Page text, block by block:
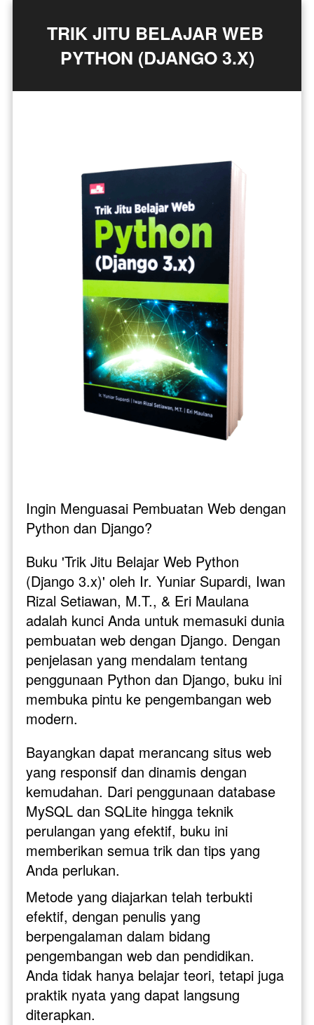
TRIK JITU BELAJAR WEB
PYTHON (DJANGO 3.X)
Ingin Menguasai Pembuatan Web dengan
Python dan Django?
Buku 'Trik Jitu Belajar Web Python
(Django 3.x)' oleh Ir. Yuniar Supardi, Iwan
Rizal Setiawan, M.T., & Eri Maulana
adalah kunci Anda untuk memasuki dunia
pembuatan web dengan Django. Dengan
penjelasan yang mendalam tentang
penggunaan Python dan Django, buku ini
membuka pintu ke pengembangan web
modern.
Bayangkan dapat merancang situs web
yang responsif dan dinamis dengan
kemudahan. Dari penggunaan database
MySQL dan SQLite hingga teknik
perulangan yang efektif, buku ini
memberikan semua trik dan tips yang
Anda perlukan.
Metode yang diajarkan telah terbukti
efektif, dengan penulis yang
berpengalaman dalam bidang
pengembangan web dan pendidikan.
Anda tidak hanya belajar teori, tetapi juga
praktik nyata yang dapat langsung
diterapkan.